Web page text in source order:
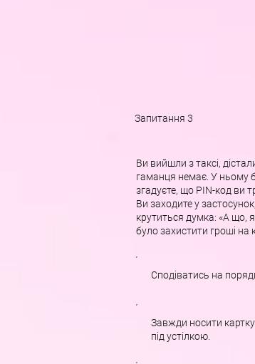
Запитання 3
Ви вийшли з таксі,
гаманця немає. У ньому
згадуєте, що PIN-код ви
Ви заходите у
крутиться думка: «А що,
було захистити гроші на
Сподіватись на
Завжди носити
під устілкою.